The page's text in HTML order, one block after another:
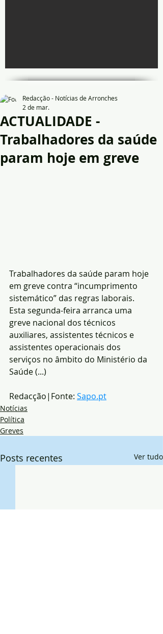
ACTUALIDADE -
Trabalhadores da saúde
param hoje em greve
Redacção - Notícias de Arronches
2 de mar.
Trabalhadores da saúde param hoje
em greve contra “incumprimento
sistemático” das regras laborais.
Esta segunda-feira arranca uma
greve nacional dos técnicos
auxiliares, assistentes técnicos e
assistentes operacionais dos
serviços no âmbito do Ministério da
Saúde (...)
Redacção|Fonte: Sapo.pt
Notícias
Política
Greves
Posts recentes Ver tudo